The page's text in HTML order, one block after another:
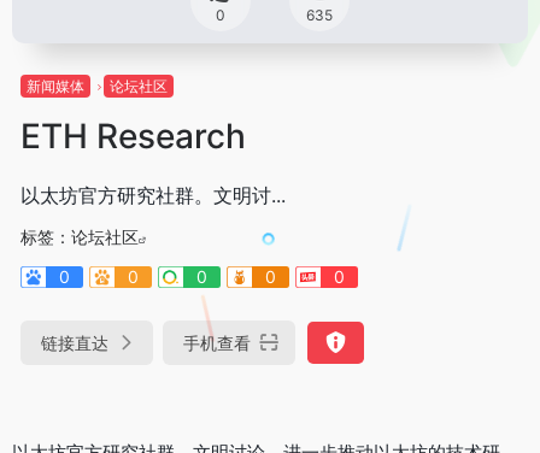
0 635
新闻媒体 论坛社区
ETH Research
以太坊官方研究社群。文明讨...
标签： 论坛社区
0
0 0 0 0
链接直达 手机查看